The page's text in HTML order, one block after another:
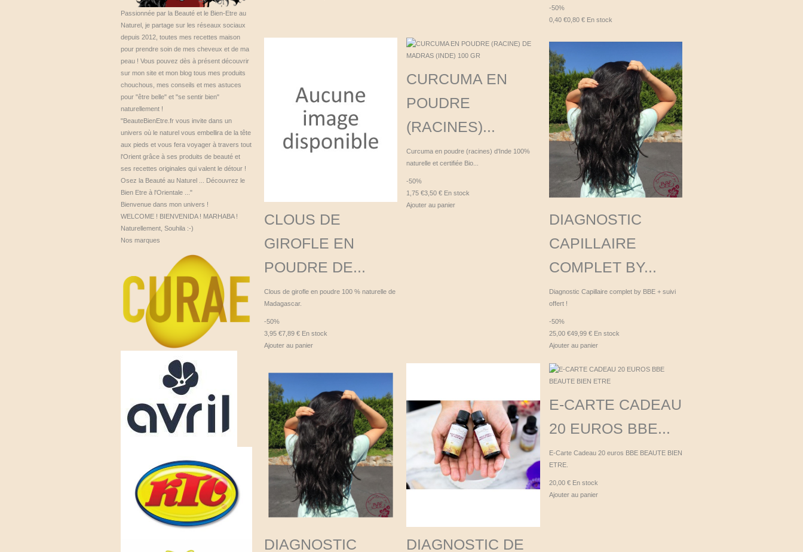
Passionnée par la Beauté et le Bien-Etre au
Naturel, je partage sur les réseaux sociaux
depuis 2012, toutes mes recettes maison
pour prendre soin de mes cheveux et de ma
peau ! Vous pouvez dès à présent découvrir
sur mon site et mon blog tous mes produits
chouchous, mes conseils et mes astuces
pour "être belle" et "se sentir bien"
naturellement !
"BeauteBienEtre.fr vous invite dans un
univers où le naturel vous embellira de la tête
aux pieds et vous fera voyager à travers tout
l'Orient grâce à ses produits de beauté et
ses recettes originales qui valent le détour !
Osez la Beauté au Naturel ... Découvrez le
Bien Etre à l'Orientale ..."
Bienvenue dans mon univers !
WELCOME ! BIENVENIDA ! MARHABA !
Naturellement, Souhila :-)
Nos marques
-50%
0,40 €0,80 € En stock
CLOUS DE
GIROFLE EN
POUDRE DE...
Clous de girofle en poudre 100 % naturelle de
Madagascar.
-50%
3,95 €7,89 € En stock
Ajouter au panier
CURCUMA EN
POUDRE
(RACINES)...
Curcuma en poudre (racines) d'Inde 100%
naturelle et certifiée Bio...
-50%
1,75 €3,50 € En stock
Ajouter au panier
DIAGNOSTIC
CAPILLAIRE
COMPLET BY...
Diagnostic Capillaire complet by BBE + suivi
offert !
-50%
25,00 €49,99 € En stock
Ajouter au panier
DIAGNOSTIC DIAGNOSTIC DE
E-CARTE CADEAU
20 EUROS BBE...
E-Carte Cadeau 20 euros BBE BEAUTE BIEN
ETRE.
20,00 € En stock
Ajouter au panier